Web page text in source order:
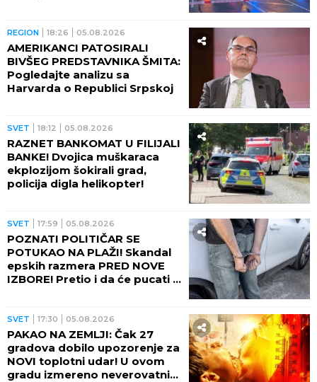
REGION 18:26 05.08.2026
AMERIKANCI PATOSIRALI
BIVŠEG PREDSTAVNIKA ŠMITA:
Pogledajte analizu sa
Harvarda o Republici Srpskoj
SVET 18:12 05.08.2026
RAZNET BANKOMAT U FILIJALI
BANKE! Dvojica muškaraca
ekplozijom šokirali grad,
policija digla helikopter!
SVET 17:59 05.08.2026
POZNATI POLITIČAR SE
POTUKAO NA PLAŽI! Skandal
epskih razmera PRED NOVE
IZBORE! Pretio i da će pucati u
SVET 17:30 05.08.2026
PAKAO NA ZEMLJI: Čak 27
gradova dobilo upozorenje za
NOVI toplotni udar! U ovom
gradu izmereno neverovatnih